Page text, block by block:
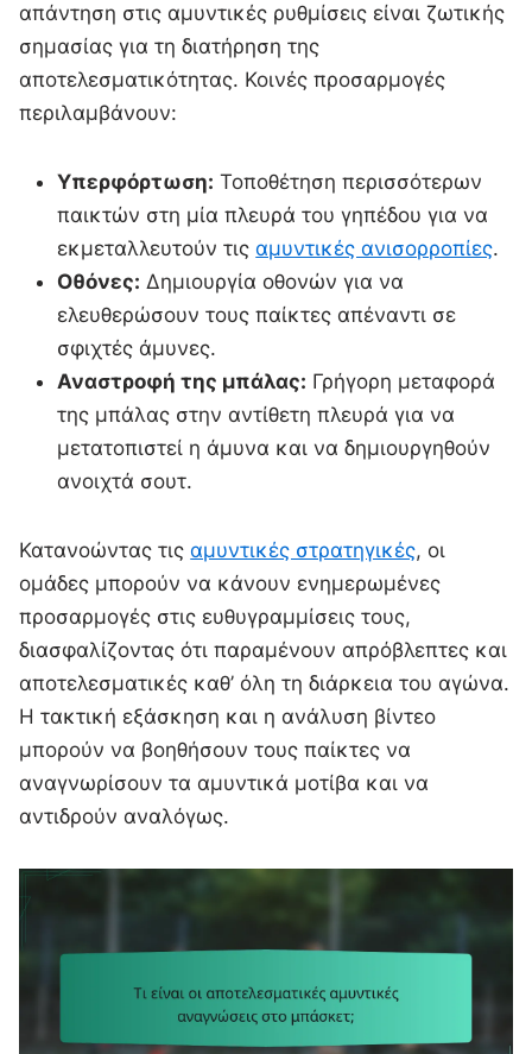
απάντηση στις αμυντικές ρυθμίσεις είναι ζωτικής
σημασίας για τη διατήρηση της
αποτελεσματικότητας. Κοινές προσαρμογές
περιλαμβάνουν:
Υπερφόρτωση: Τοποθέτηση περισσότερων
παικτών στη μία πλευρά του γηπέδου για να
εκμεταλλευτούν τιςαμυντικές ανισορροπίες.
Οθόνες: Δημιουργία οθονών για να
ελευθερώσουν τους παίκτες απέναντι σε
σφιχτές άμυνες.
Αναστροφή της μπάλας: Γρήγορη μεταφορά
της μπάλας στην αντίθετη πλευρά για να
μετατοπιστεί η άμυνα και να δημιουργηθούν
ανοιχτά σουτ.
Κατανοώντας τιςαμυντικές στρατηγικές, οι
ομάδες μπορούν να κάνουν ενημερωμένες
προσαρμογές στις ευθυγραμμίσεις τους,
διασφαλίζοντας ότι παραμένουν απρόβλεπτες και
αποτελεσματικές καθ’ όλη τη διάρκεια του αγώνα.
Η τακτική εξάσκηση και η ανάλυση βίντεο
μπορούν να βοηθήσουν τους παίκτες να
αναγνωρίσουν τα αμυντικά μοτίβα και να
αντιδρούν αναλόγως.